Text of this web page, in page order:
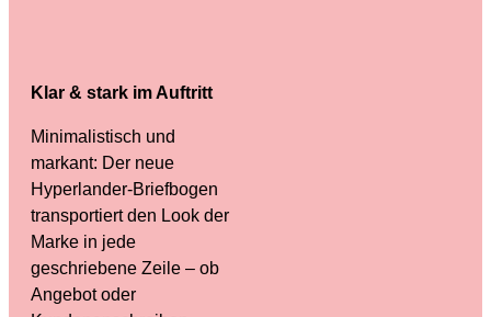
Klar & stark im Auftritt
Minimalistisch und
markant: Der neue
Hyperlander-Briefbogen
transportiert den Look der
Marke in jede
geschriebene Zeile – ob
Angebot oder